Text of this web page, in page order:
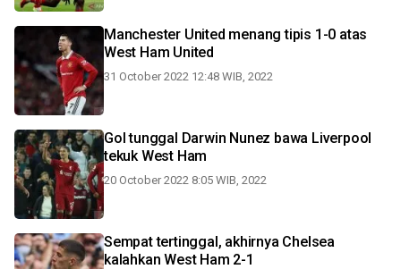
Manchester United menang tipis 1-0 atas
West Ham United
31 October 2022 12:48 WIB, 2022
Gol tunggal Darwin Nunez bawa Liverpool
tekuk West Ham
20 October 2022 8:05 WIB, 2022
Sempat tertinggal, akhirnya Chelsea
kalahkan West Ham 2-1